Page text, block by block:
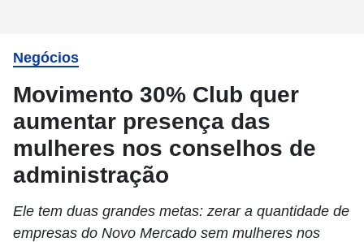
Negócios
Movimento 30% Club quer
aumentar presença das
mulheres nos conselhos de
administração
Ele tem duas grandes metas: zerar a quantidade de
empresas do Novo Mercado sem mulheres nos